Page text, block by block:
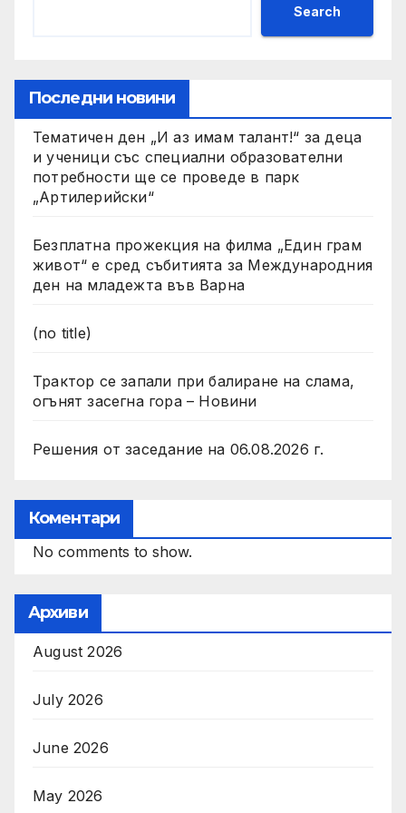
Search
Последни новини
Тематичен ден „И аз имам талант!“ за деца
и ученици със специални образователни
потребности ще се проведе в парк
„Артилерийски“
Безплатна прожекция на филма „Един грам
живот“ е сред събитията за Международния
ден на младежта във Варна
(no title)
Трактор се запали при балиране на слама,
огънят засегна гора – Новини
Решения от заседание на 06.08.2026 г.
Коментари
No comments to show.
Архиви
August 2026
July 2026
June 2026
May 2026